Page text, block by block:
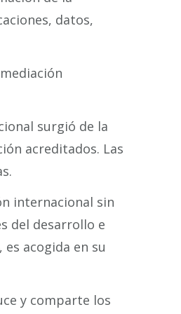
datos,
surgió de la
acreditados. Las
internacional sin
del desarrollo e
acogida en su
y comparte los